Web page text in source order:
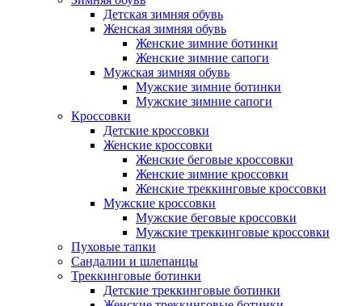
Детская зимняя обувь
Женская зимняя обувь
Женские зимние ботинки
Женские зимние сапоги
Мужская зимняя обувь
Мужские зимние ботинки
Мужские зимние сапоги
Кроссовки
Детские кроссовки
Женские кроссовки
Женские беговые кроссовки
Женские зимние кроссовки
Женские треккинговые кроссовки
Мужские кроссовки
Мужские беговые кроссовки
Мужские треккинговые кроссовки
Пуховые тапки
Сандалии и шлепанцы
Треккинговые ботинки
Детские треккинговые ботинки